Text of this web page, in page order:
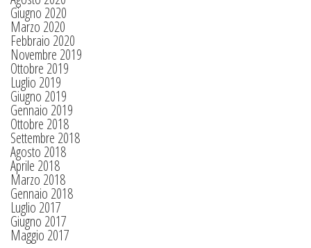
Giugno 2020
Marzo 2020
Febbraio 2020
Novembre 2019
Ottobre 2019
Luglio 2019
Giugno 2019
Gennaio 2019
Ottobre 2018
Settembre 2018
Agosto 2018
Aprile 2018
Marzo 2018
Gennaio 2018
Luglio 2017
Giugno 2017
Maggio 2017